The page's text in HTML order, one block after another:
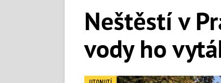
Neštěstí v
vody ho